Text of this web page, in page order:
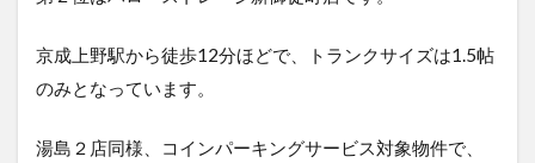
京成上野駅から徒歩12分ほどで、トランクサイズは1.5帖
のみとなっています。
湯島２店同様、コインパーキングサービス対象物件で、